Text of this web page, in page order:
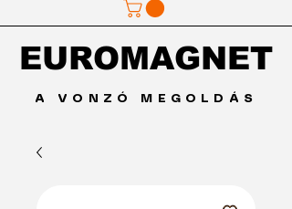
A VONZÓ MEGOLDÁS
EUROMAGNET
EUROMAGNET